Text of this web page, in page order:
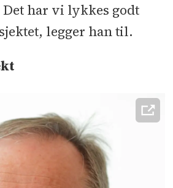
har vi lykkes godt
legger han til.